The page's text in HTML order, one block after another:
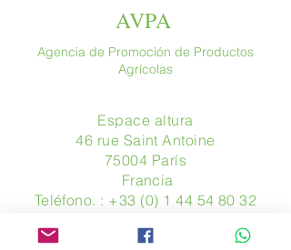
AVPA
Agencia de Promoción de Productos
Agrícolas
Espace altura
46 rue Saint Antoine
75004 París
​ Francia
Teléfono. : +33 (0) 1 44 54 80 32
www.avpa.fr